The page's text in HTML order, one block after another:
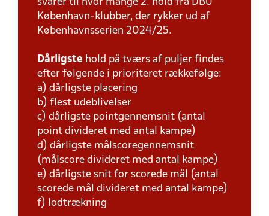
svarer til hvor mange 2. hold fra DBU
København-klubber, der rykker ud af
Københavnsserien 2024/25.
Dårligste hold på tværs af puljer findes
efter følgende i prioriteret rækkefølge:
a) dårligste placering
b) flest udeblivelser
c) dårligste pointgennemsnit (antal
point divideret med antal kampe)
d) dårligste målscoregennemsnit
(målscore divideret med antal kampe)
e) dårligste snit for scorede mål (antal
scorede mål divideret med antal kampe)
f) lodtrækning